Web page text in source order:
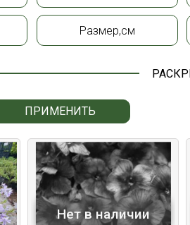
Размер,см
ПРИМЕНИТЬ
Нет в наличии